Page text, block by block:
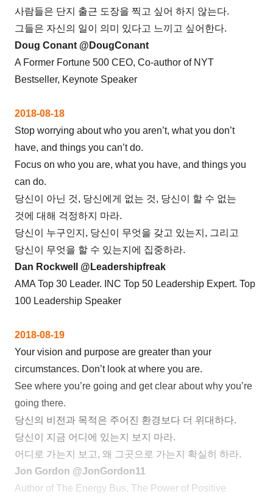
사람들은 단지 출근 도장을 찍고 싶어 하지 않는다.
그들은 자신의 일이 의미 있다고 느끼고 싶어한다.
Doug Conant @DougConant
A Former Fortune 500 CEO, Co-author of NYT
Bestseller, Keynote Speaker
2018-08-18
Stop worrying about who you aren’t, what you don’t
have, and things you can’t do.
Focus on who you are, what you have, and things you
can do.
당신이 아닌 것, 당신에게 없는 것, 당신이 할 수 없는
것에 대해 걱정하지 마라.
당신이 누구인지, 당신이 무엇을 갖고 있는지, 그리고
당신이 무엇을 할 수 있는지에 집중하라.
Dan Rockwell @Leadershipfreak
AMA Top 30 Leader. INC Top 50 Leadership Expert. Top
100 Leadership Speaker
2018-08-19
Your vision and purpose are greater than your
circumstances. Don’t look at where you are.
See where you’re going and get clear about why you’re
going there.
당신의 비전과 목적은 주어진 환경보다 더 위대하다.
당신이 지금 어디에 있는지 보지 마라.
어디로 가는지 보고, 왜 그곳으로 가는지 확실히 하라.
Jon Gordon @JonGordon11
Author of The Energy Bus, The Power of Positive